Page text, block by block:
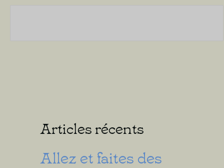
Articles récents
Allez et faites des